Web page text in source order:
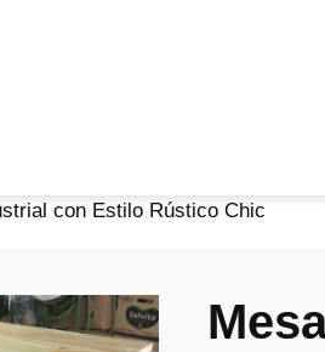
con Estilo Rústico Chic